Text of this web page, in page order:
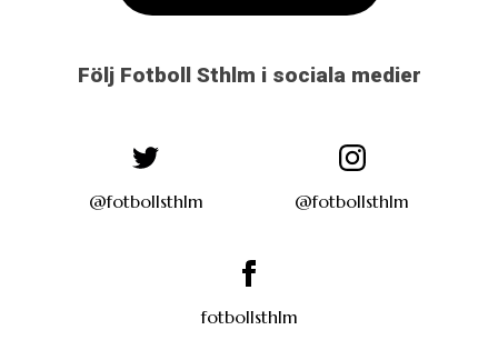
Följ Fotboll Sthlm i sociala medier
@fotbollsthlm @fotbollsthlm
fotbollsthlm